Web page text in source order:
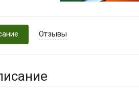
Отзывы